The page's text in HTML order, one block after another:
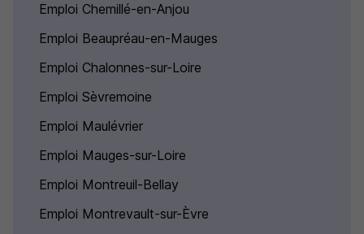
Emploi Chemillé-en-Anjou
Emploi Beaupréau-en-Mauges
Emploi Chalonnes-sur-Loire
Emploi Sèvremoine
Emploi Maulévrier
Emploi Mauges-sur-Loire
Emploi Montreuil-Bellay
Emploi Montrevault-sur-Èvre